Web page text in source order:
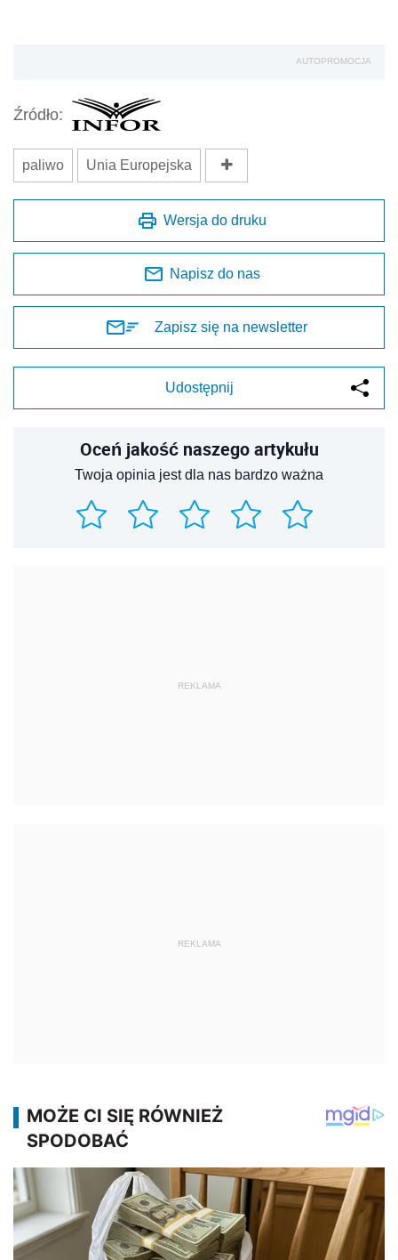
AUTOPROMOCJA
Źródło:
paliwo Unia Europejska
Wersja do druku
Napisz do nas
Zapisz się na newsletter
Udostępnij
Oceń jakość naszego artykułu
Twoja opinia jest dla nas bardzo ważna
REKLAMA
REKLAMA